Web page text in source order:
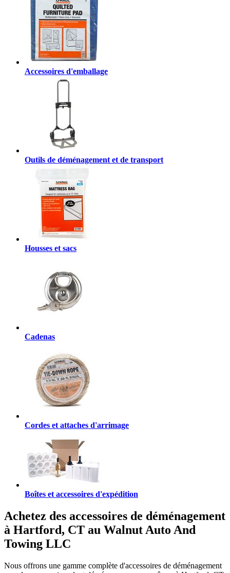
Accessoires d'emballage
Outils de déménagement et de transport
Housses et sacs
Cadenas
Cordes et attaches d'arrimage
Boîtes et accessoires d'expédition
Achetez des accessoires de déménagement
à Hartford, CT au Walnut Auto And
Towing LLC
Nous offrons une gamme complète d'accessoires de déménagement